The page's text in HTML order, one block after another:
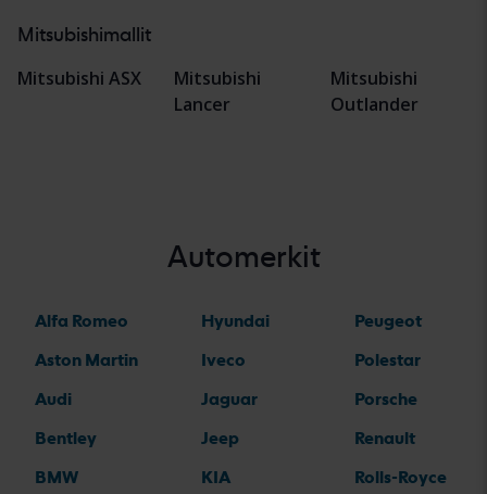
Mitsubishimallit
Mitsubishi ASX
Mitsubishi
Lancer
Mitsubishi
Outlander
Automerkit
Alfa Romeo
Aston Martin
Audi
Bentley
BMW
Hyundai
Iveco
Jaguar
Jeep
KIA
Peugeot
Polestar
Porsche
Renault
Rolls-Royce